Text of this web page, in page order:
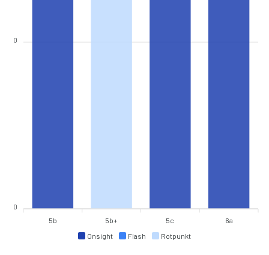
Onsight Flash Rotpunkt
0
0
5b 5b+ 5c 6a